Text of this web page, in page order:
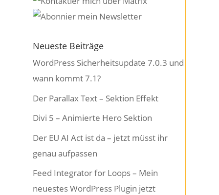
Neueste Beiträge
WordPress Sicherheitsupdate 7.0.3 und
wann kommt 7.1?
Der Parallax Text – Sektion Effekt
Divi 5 – Animierte Hero Sektion
Der EU AI Act ist da – jetzt müsst ihr
genau aufpassen
Feed Integrator for Loops – Mein
neuestes WordPress Plugin jetzt